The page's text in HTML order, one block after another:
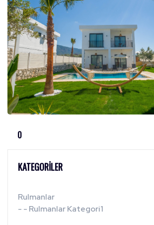
0
KATEGORILER
Rulmanlar
- - Rulmanlar Kategori1